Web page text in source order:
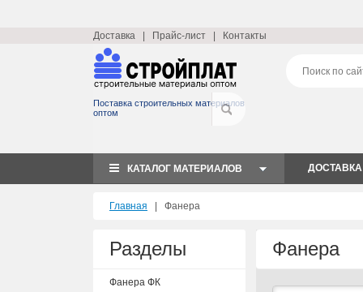
Доставка Прайс-лист Контакты
Поставка строительных материалов
оптом
КАТАЛОГ МАТЕРИАЛОВ ДОСТАВКА
Главная Фанера
Разделы
Фанера ФК
Фанера